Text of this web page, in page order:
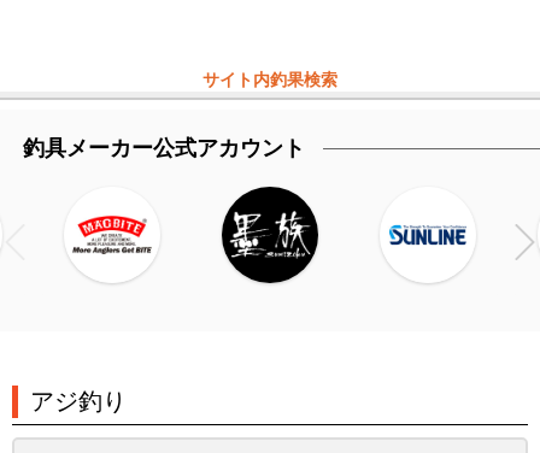
サイト内釣果検索
釣具メーカー公式アカウント
アジ釣り